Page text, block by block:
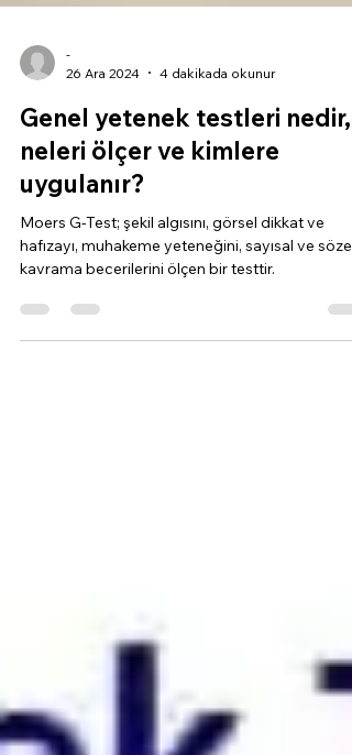
26 Ara 2024
4 dakikada okunur
Genel yetenek testleri nedir,
neleri ölçer ve kimlere
uygulanır?
Moers G-Test; şekil algısını, görsel dikkat ve
kavrama becerilerini ölçen bir testtir.